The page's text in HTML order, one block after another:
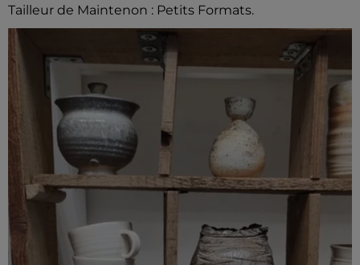
Tailleur de Maintenon : Petits Formats.